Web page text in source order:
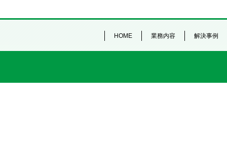
HOME 業務内容 解決事例